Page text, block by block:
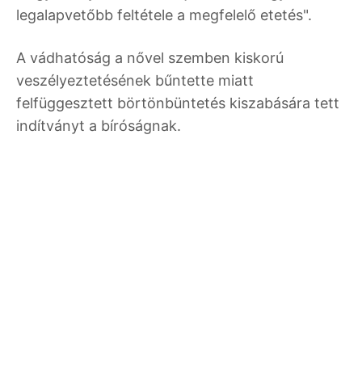
legalapvetőbb feltétele a megfelelő etetés".
A vádhatóság a nővel szemben kiskorú
veszélyeztetésének bűntette miatt
felfüggesztett börtönbüntetés kiszabására tett
indítványt a bíróságnak.